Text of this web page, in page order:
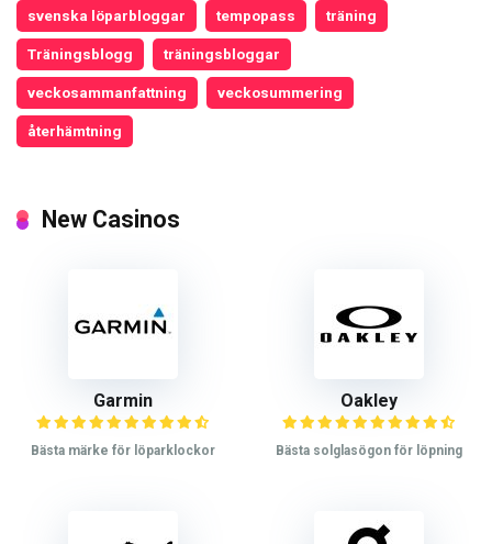
svenska löparbloggar tempopass träning
Träningsblogg träningsbloggar
veckosammanfattning veckosummering
återhämtning
New Casinos
Garmin
Bästa märke för löparklockor
Oakley
Bästa solglasögon för löpning